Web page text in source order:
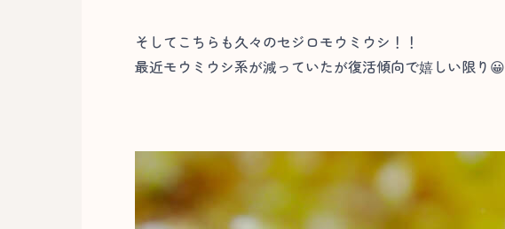
そしてこちらも久々のセジロモウミウシ！！
最近モウミウシ系が減っていたが復活傾向で嬉しい限り😀